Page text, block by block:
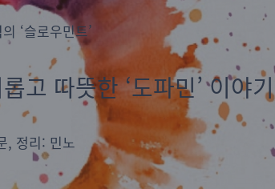
‘슬로우민트’
고 따뜻한 ‘도파민’ 이야기
, 정리: 민노